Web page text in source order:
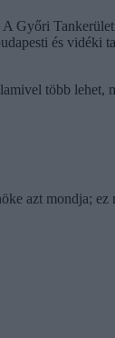
A Győri
és vidéki
több lehet,
azt mondja; ez